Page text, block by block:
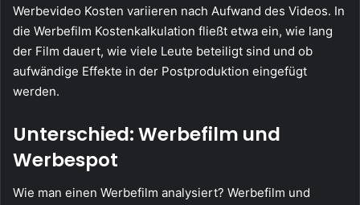
Werbevideo Kosten variieren nach Aufwand des Videos. In
die Werbefilm Kostenkalkulation fließt etwa ein, wie lang
der Film dauert, wie viele Leute beteiligt sind und ob
aufwändige Effekte in der Postproduktion eingefügt
werden.
Unterschied: Werbefilm und
Werbespot
Wie man einen Werbefilm analysiert? Werbefilm und